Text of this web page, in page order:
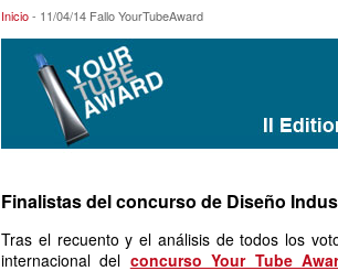
11/04/14 Fallo YourTubeAward
Inicio- 11/04/14 Fallo YourTubeAward
Finalistas del concurso de Diseño
Tras el recuento y el análisis de todos los
internacional del concurso Your Tube